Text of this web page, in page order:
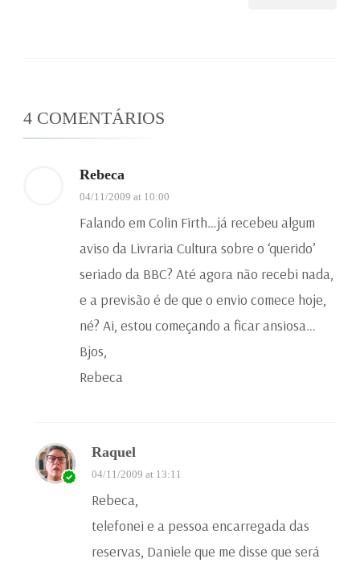
4 COMENTÁRIOS
Rebeca
04/11/2009 at 10:00
Falando em Colin Firth…já recebeu algum
aviso da Livraria Cultura sobre o ‘querido’
seriado da BBC? Até agora não recebi nada,
e a previsão é de que o envio comece hoje,
né? Ai, estou começando a ficar ansiosa…
Bjos,
Rebeca
Raquel
04/11/2009 at 13:11
Rebeca,
telefonei e a pessoa encarregada das
reservas, Daniele que me disse que será